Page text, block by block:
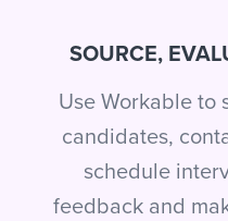
SOURCE,
Use Workable to
candidates,
schedule
feedback and